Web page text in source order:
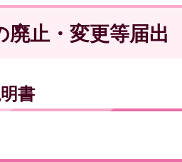
廃止・変更等届出
書